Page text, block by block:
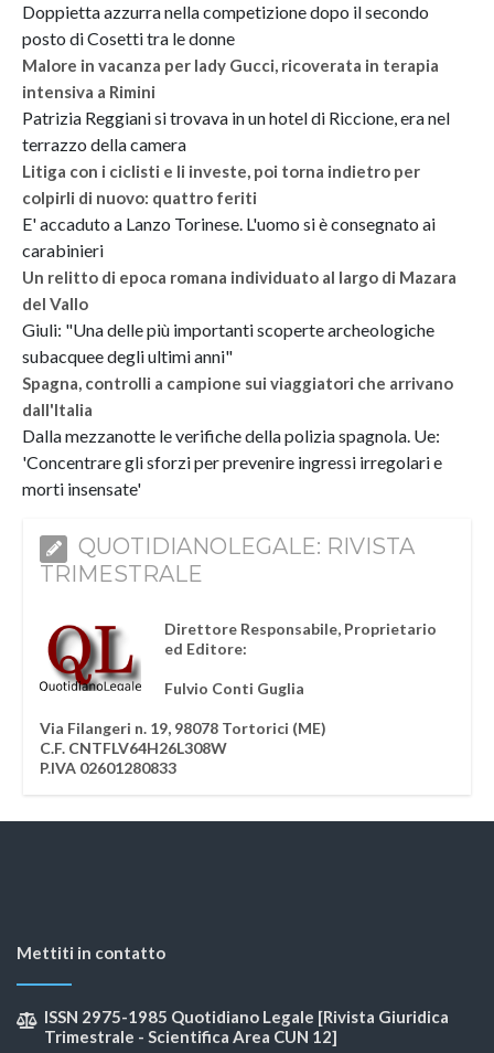
Doppietta azzurra nella competizione dopo il secondo
posto di Cosetti tra le donne
Malore in vacanza per lady Gucci, ricoverata in terapia
intensiva a Rimini
Patrizia Reggiani si trovava in un hotel di Riccione, era nel
terrazzo della camera
Litiga con i ciclisti e li investe, poi torna indietro per
colpirli di nuovo: quattro feriti
E' accaduto a Lanzo Torinese. L'uomo si è consegnato ai
carabinieri
Un relitto di epoca romana individuato al largo di Mazara
del Vallo
Giuli: "Una delle più importanti scoperte archeologiche
subacquee degli ultimi anni"
Spagna, controlli a campione sui viaggiatori che arrivano
dall'Italia
Dalla mezzanotte le verifiche della polizia spagnola. Ue:
'Concentrare gli sforzi per prevenire ingressi irregolari e
morti insensate'
QUOTIDIANOLEGALE: RIVISTA
TRIMESTRALE
Direttore Responsabile, Proprietario
ed Editore:
Fulvio Conti Guglia
Via Filangeri n. 19, 98078 Tortorici (ME)
C.F. CNTFLV64H26L308W
P.IVA 02601280833
Mettiti in contatto
ISSN 2975-1985 Quotidiano Legale [Rivista Giuridica
Trimestrale - Scientifica Area CUN 12]